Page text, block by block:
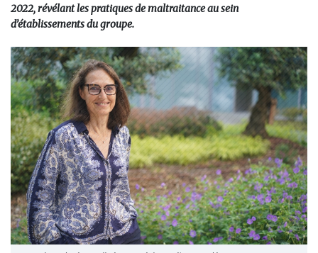
2022, révélant les pratiques de maltraitance au sein
d’établissements du groupe.